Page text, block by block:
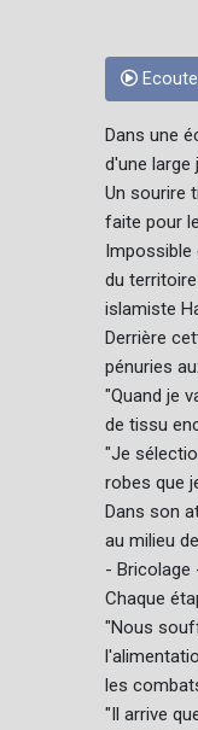
Dans une
d'une large
Un sourire
faite pour
du
islamiste
Derrière
pénuries
"Quand je
de tissu
"Je
robes que
Dans son
au milieu
- Bricolage
Chaque
"Nous
les
"Il arrive